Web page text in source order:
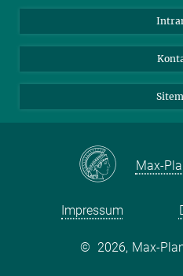
LinkedIn
Max-
Impressum
© 2026, Max-